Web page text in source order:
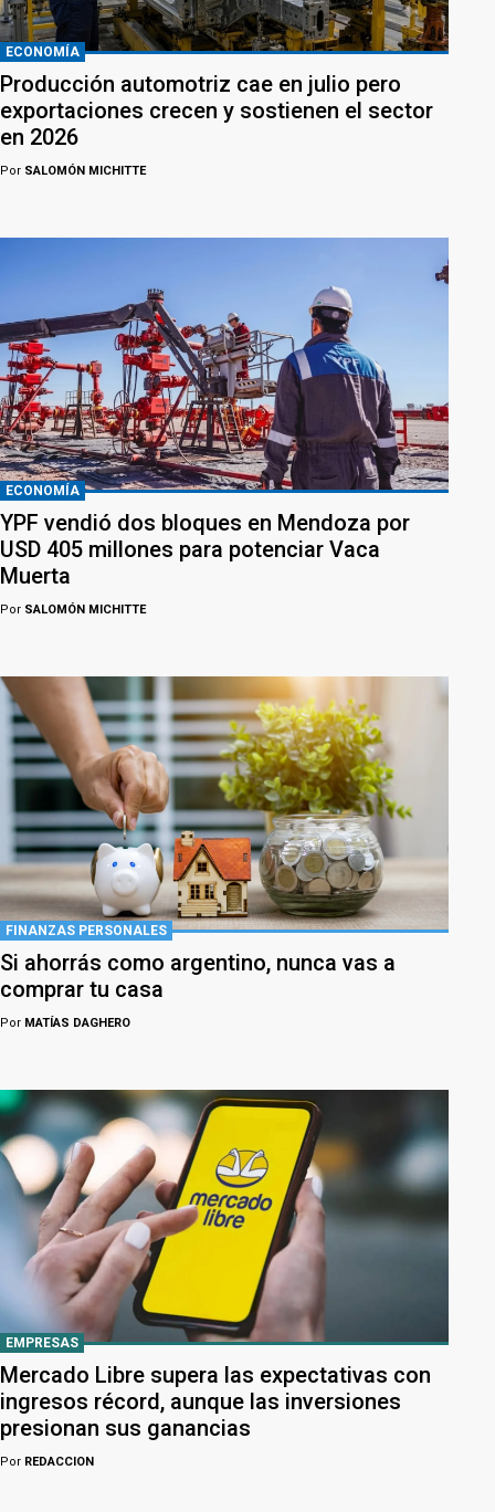
ECONOMÍA
Producción automotriz cae en julio pero
exportaciones crecen y sostienen el sector
en 2026
Por SALOMÓN MICHITTE
ECONOMÍA
YPF vendió dos bloques en Mendoza por
USD 405 millones para potenciar Vaca
Muerta
Por SALOMÓN MICHITTE
FINANZAS PERSONALES
Si ahorrás como argentino, nunca vas a
comprar tu casa
Por MATÍAS DAGHERO
EMPRESAS
Mercado Libre supera las expectativas con
ingresos récord, aunque las inversiones
presionan sus ganancias
Por REDACCION